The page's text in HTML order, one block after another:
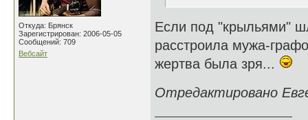
Откуда: Брянск
Зарегистрирован: 2006-05-05
Сообщений: 709
Вебсайт
Если под "крыльями"
расстроила мужа-
жертва была зря...
Отредактировано